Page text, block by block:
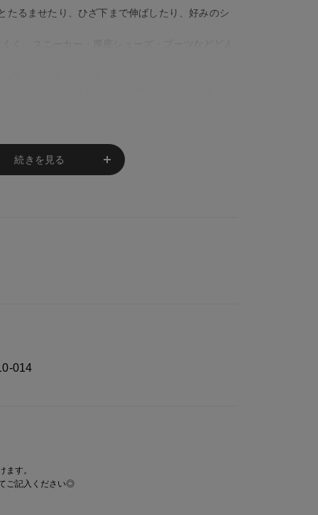
たるませたり、ひざ下まで伸ばしたり、好みのシ
際の商品と 若干色が異なる場合がございま
続きを見る
014
ます。
ご記入ください◎